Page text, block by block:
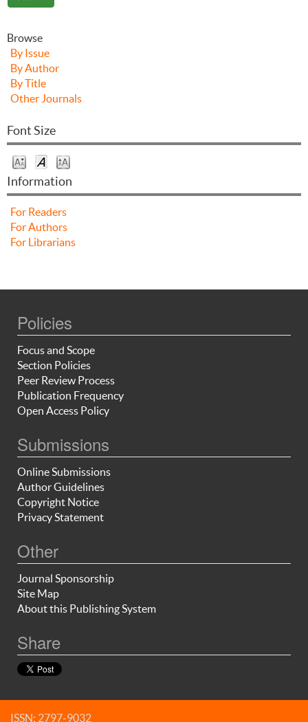
Browse
By Issue
By Author
By Title
Other Journals
Font Size
Information
For Readers
For Authors
For Librarians
Policies
Focus and Scope
Section Policies
Peer Review Process
Publication Frequency
Open Access Policy
Submissions
Online Submissions
Author Guidelines
Copyright Notice
Privacy Statement
Other
Journal Sponsorship
Site Map
About this Publishing System
Share
ISSN: 2797-9032